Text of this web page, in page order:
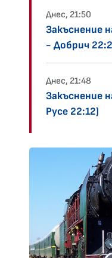
Днес, 21:50
Закъснение
- Добрич
Днес, 21:48
Закъснение
Русе 22:12)